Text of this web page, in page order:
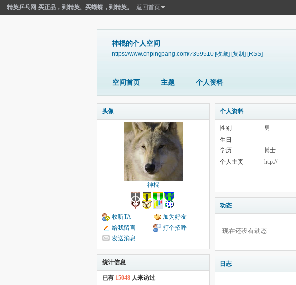
精英乒乓网-买正品，到精英。买蝴蝶，到精英。 返回首页
神棍的个人空间
https://www.cnpingpang.com/?359510 [收藏] [复制] [RSS]
空间首页 主题 个人资料
头像
神棍
收听TA
加为好友
给我留言
打个招呼
发送消息
统计信息
已有 15048 人来访过
个人资料
性别
男
生日
学历
博士
个人主页
http://
动态
现在还没有动态
日志